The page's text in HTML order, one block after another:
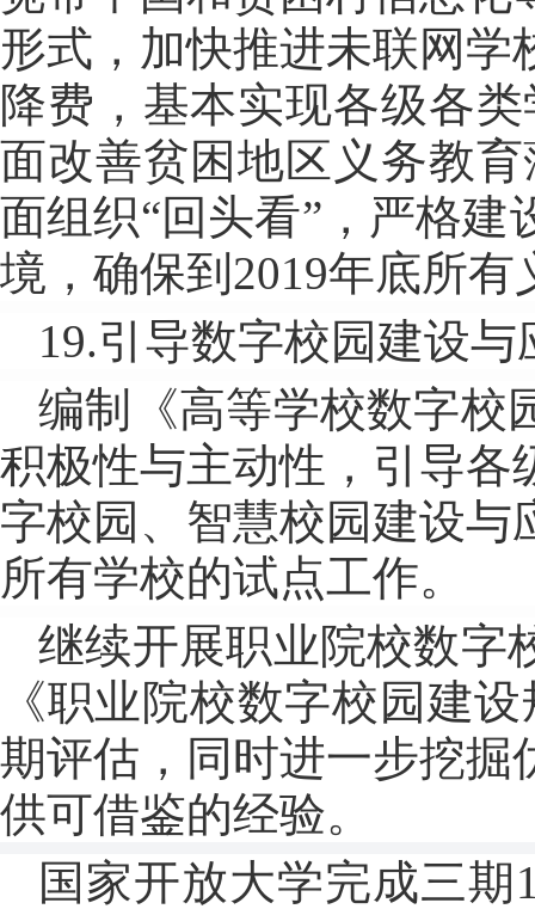
形式，加快推进未联网
降费，基本实现各级各
面改善贫困地区义务教
面组织“回头看”，严格
境，确保到2019年底所
19.引导数字校园建设与
编制《高等学校数字校
积极性与主动性，引导各
字校园、智慧校园建设
所有学校的试点工作。
继续开展职业院校数字
《职业院校数字校园建
期评估，同时进一步挖掘
供可借鉴的经验。
国家开放大学完成三